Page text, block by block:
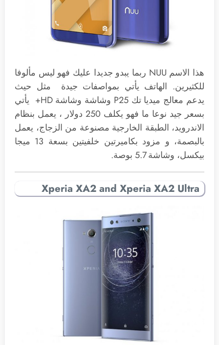
هذا الاسم NUU ربما يبدو جديدا عليك فهو ليس مألوفا
للكثيرين. الهاتف يأتي بمواصفات جيدة مثل حيث
يدعم معالج ميديا تك P25 وشاشة وشاشة HD+ يأتي
بسعر جيد نوعا ما فهو يكلف 250 دولار ، يعمل بنظام
الاندرويد، الطبقة الخارجية مصنوعة من الزجاج، يعمل
بالبصمة، و مزود بكاميرتين خلفيتين بسعة 13 ميجا
بيكسل، وشاشة 5.7 بوصة.
Xperia XA2 and Xperia XA2 Ultra